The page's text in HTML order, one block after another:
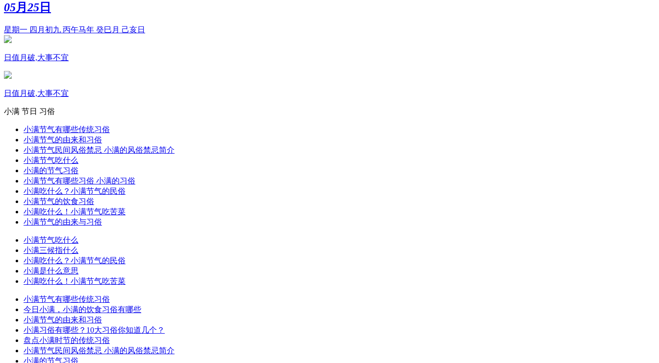
05月 25 日
星期一 四月初九 丙午马年 癸巳月 己亥日
日值月破,大事不宜
日值月破,大事不宜
小满 节日 习俗
小满节气有哪些传统习俗
小满节气的由来和习俗
小满节气民间风俗禁忌 小满的风俗禁忌简介
小满节气吃什么
小满的节气习俗
小满节气有哪些习俗 小满的习俗
小满吃什么？小满节气的民俗
小满节气的饮食习俗
小满吃什么！小满节气吃苦菜
小满节气的由来与习俗
小满节气吃什么
小满三候指什么
小满吃什么？小满节气的民俗
小满是什么意思
小满吃什么！小满节气吃苦菜
小满节气有哪些传统习俗
今日小满，小满的饮食习俗有哪些
小满节气的由来和习俗
小满习俗有哪些？10大习俗你知道几个？
盘点小满时节的传统习俗
小满节气民间风俗禁忌 小满的风俗禁忌简介
小满的节气习俗